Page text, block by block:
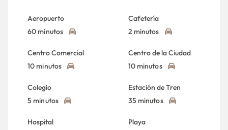
Aeropuerto
60 minutos
Cafetería
2 minutos
Centro Comercial
10 minutos
Centro de la Ciudad
10 minutos
Colegio
5 minutos
Estación de Tren
35 minutos
Hospital
Playa